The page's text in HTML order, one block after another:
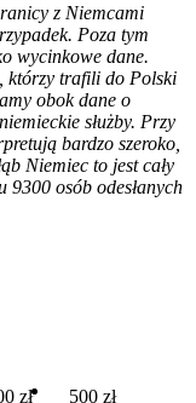
z Niemcami
Poza tym
wycinkowe dane.
którzy trafili do Polski
obok dane o
służby. Przy
bardzo szeroko,
Niemiec to jest cały
9300 osób odesłanych
zł 500 zł